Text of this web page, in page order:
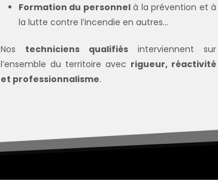
Formation du personnelà la prévention et à
la lutte contre l’incendie en autres...
Nos techniciens qualifiésinterviennent sur
l’ensemble du territoire avec rigueur, réactivité
et professionnalisme.